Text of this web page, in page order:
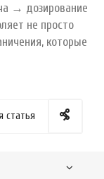
→ дозирование
не просто
которые
статья